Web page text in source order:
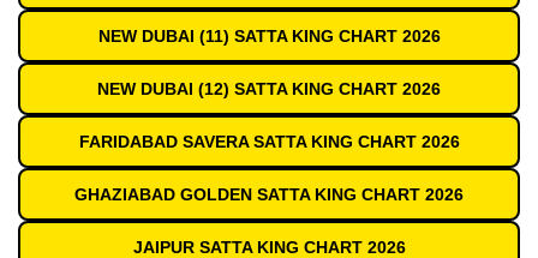
NEW DUBAI (11) SATTA KING CHART 2026
NEW DUBAI (12) SATTA KING CHART 2026
FARIDABAD SAVERA SATTA KING CHART 2026
GHAZIABAD GOLDEN SATTA KING CHART 2026
JAIPUR SATTA KING CHART 2026